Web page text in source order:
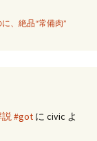
、絶品“常備肉”
#got に civic よ